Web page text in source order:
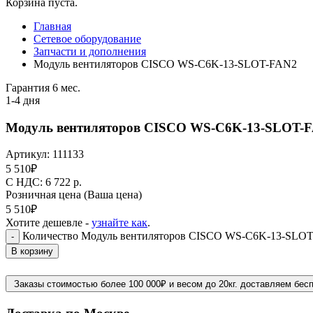
Корзина пуста.
Главная
Сетевое оборудование
Запчасти и дополнения
Модуль вентиляторов CISCO WS-C6K-13-SLOT-FAN2
Гарантия 6 мес.
1-4 дня
Модуль вентиляторов CISCO WS-C6K-13-SLOT-
Артикул: 111133
5 510₽
C НДС: 6 722 р.
Розничная цена (Ваша цена)
5 510₽
Хотите дешевле - узнайте как.
- Количество Модуль вентиляторов CISCO WS-C6K-13-
В корзину
Заказы стоимостью более 100 000₽ и весом до 20кг. доставляем